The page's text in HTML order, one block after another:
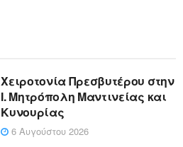
Xειροτονία Πρεσβυτέρου στην
Ι. Μητρόπολη Μαντινείας και
Κυνουρίας
6 Αυγούστου 2026